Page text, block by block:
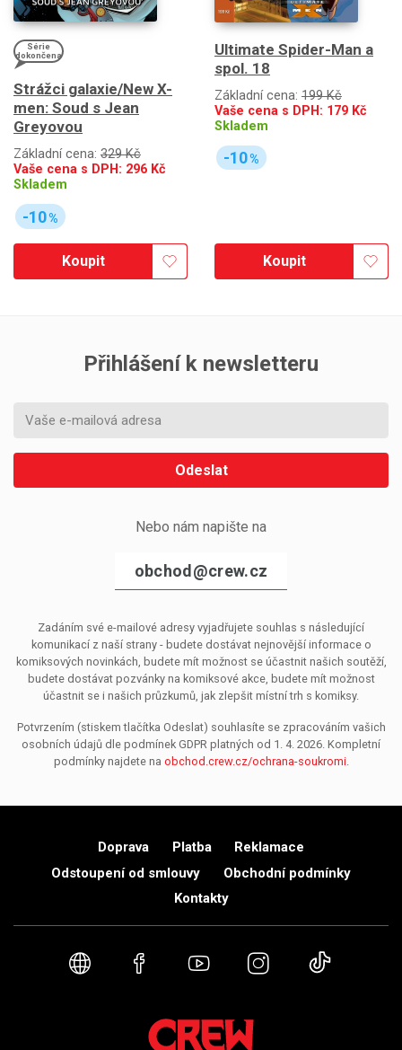
Série
dokončena
Strážci galaxie/New X-
men: Soud s Jean
Greyovou
Základní cena: 329 Kč
Vaše cena s DPH: 296 Kč
Skladem
-10%
Koupit
Ultimate Spider-Man a
spol. 18
Základní cena: 199 Kč
Vaše cena s DPH: 179 Kč
Skladem
-10%
Koupit
Přihlášení k newsletteru
Odeslat
Nebo nám napište na
obchod@crew.cz
Zadáním své e-mailové adresy vyjadřujete souhlas s následující
komunikací z naší strany - budete dostávat nejnovější informace o
komiksových novinkách, budete mít možnost se účastnit našich soutěží,
budete dostávat pozvánky na komiksové akce, budete mít možnost
účastnit se i našich průzkumů, jak zlepšit místní trh s komiksy.
Potvrzením (stiskem tlačítka Odeslat) souhlasíte se zpracováním vašich
osobních údajů dle podmínek GDPR platných od 1. 4. 2026. Kompletní
podmínky najdete na obchod.crew.cz/ochrana-soukromi.
Doprava Platba
Reklamace
Odstoupení od smlouvy
Obchodní podmínky
Kontakty
Webové stránky
FacebookYouTubeInstagram